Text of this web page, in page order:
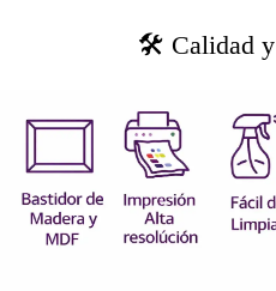
🛠️ Calidad y